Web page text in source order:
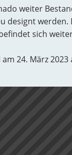
weiter
designt
sich
24. März